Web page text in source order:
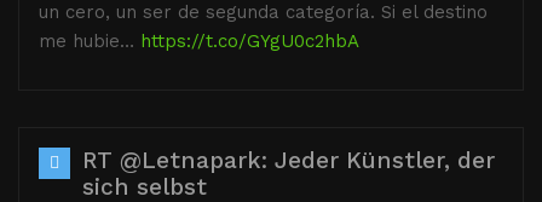
un cero, un ser de segunda categoría. Si el destino
me hubie… https://t.co/GYgU0c2hbA
RT @Letnapark: Jeder Künstler, der
sich selbst